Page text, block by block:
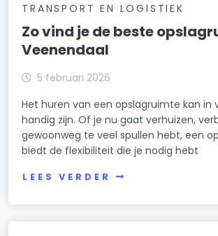
TRANSPORT EN LOGISTIEK
Zo vind je de beste
Veenendaal
5 februari 2026
Het huren van een opslagruimte kan in
handig zijn. Of je nu gaat verhuizen,
gewoonweg te veel spullen hebt, een
biedt de flexibiliteit die je nodig hebt
LEES VERDER